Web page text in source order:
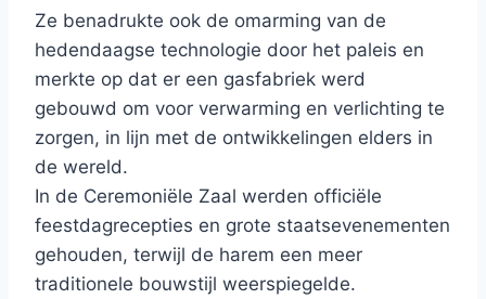
Ze benadrukte ook de omarming van de
hedendaagse technologie door het paleis en
merkte op dat er een gasfabriek werd
gebouwd om voor verwarming en verlichting te
zorgen, in lijn met de ontwikkelingen elders in
de wereld.
In de Ceremoniële Zaal werden officiële
feestdagrecepties en grote staatsevenementen
gehouden, terwijl de harem een ​​meer
traditionele bouwstijl weerspiegelde.